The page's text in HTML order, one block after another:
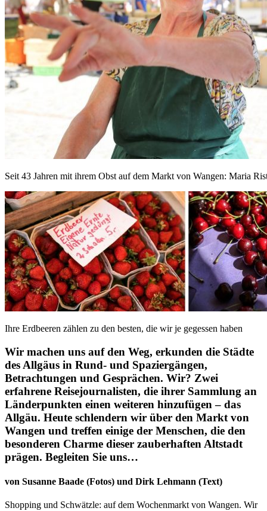
Seit 43 Jahren mit ihrem Obst auf dem Markt von Wangen: Maria
Ihre Erdbeeren zählen zu den besten, die wir je gegessen haben
Wir machen uns auf den Weg, erkunden die Städte
des Allgäus in Rund- und Spaziergängen,
Betrachtungen und Gesprächen. Wir? Zwei
erfahrene Reisejournalisten, die ihrer Sammlung an
Länderpunkten einen weiteren hinzufügen – das
Allgäu. Heute schlendern wir über den Markt von
Wangen und treffen einige der Menschen, die den
besonderen Charme dieser zauberhaften Altstadt
prägen. Begleiten Sie uns…
von Susanne Baade (Fotos) und Dirk Lehmann (Text)
Shopping und Schwätzle: auf dem Wochenmarkt von Wangen. Wir